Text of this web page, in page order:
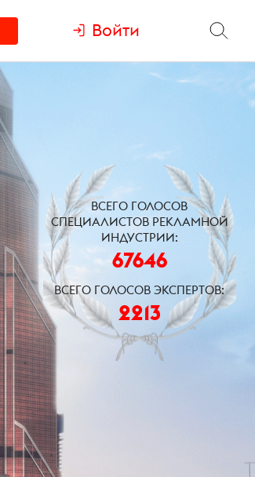
Войти
ВСЕГО ГОЛОСОВ
СПЕЦИАЛИСТОВ РЕКЛАМНОЙ
ИНДУСТРИИ:
67646
ВСЕГО ГОЛОСОВ ЭКСПЕРТОВ:
2213